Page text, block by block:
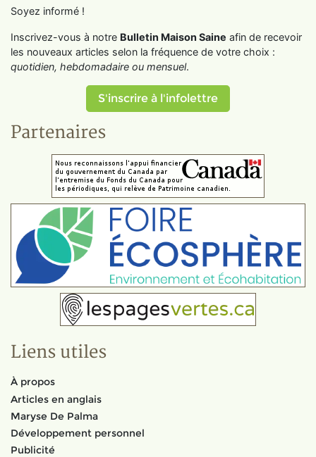
Soyez informé !
Inscrivez-vous à notre Bulletin Maison Saine afin de recevoir
les nouveaux articles selon la fréquence de votre choix :
quotidien, hebdomadaire ou mensuel.
S'inscrire à l'infolettre
Partenaires
Liens utiles
À propos
Articles en anglais
Maryse De Palma
Développement personnel
Publicité